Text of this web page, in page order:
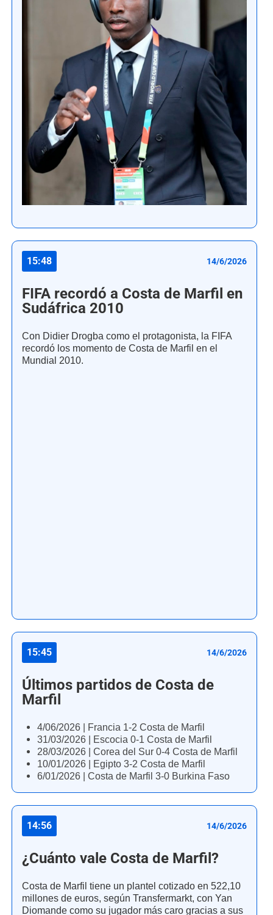
15:48 14/6/2026
FIFA recordó a Costa de Marfil en
Sudáfrica 2010
Con Didier Drogba como el protagonista, la FIFA
recordó los momento de Costa de Marfil en el
Mundial 2010.
15:45 14/6/2026
Últimos partidos de Costa de
Marfil
4/06/2026 | Francia 1-2 Costa de Marfil
31/03/2026 | Escocia 0-1 Costa de Marfil
28/03/2026 | Corea del Sur 0-4 Costa de Marfil
10/01/2026 | Egipto 3-2 Costa de Marfil
6/01/2026 | Costa de Marfil 3-0 Burkina Faso
14:56 14/6/2026
¿Cuánto vale Costa de Marfil?
Costa de Marfil tiene un plantel cotizado en 522,10
millones de euros, según Transfermarkt, con Yan
Diomande como su jugador más caro gracias a sus